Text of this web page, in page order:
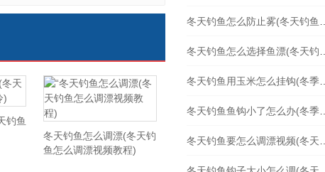
钓鱼
冬天钓鱼怎么调漂(冬天钓
鱼怎么调漂视频教程)
冬天钓鱼怎么防止雾(冬天钓鱼怎么防止雾气)
冬天钓鱼怎么选择鱼漂(冬天钓鱼浮漂怎么选择)
冬天钓鱼用玉米怎么挂钩(冬季挂玉米钓鲤鱼)
冬天钓鱼鱼钩小了怎么办(冬季钓鱼鱼钩)
冬天钓鱼要怎么调漂视频(冬天钓鱼要怎么调漂视频讲解)